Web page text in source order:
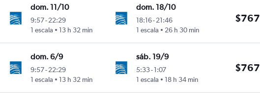
dom. 11/10
9:57-22:29
1 escala
13 h 32 min
dom. 18/10
18:16-21:46
1 escala
26 h 30 min
$767
dom. 6/9
9:57-22:29
1 escala
13 h 32 min
sáb. 19/9
5:33-1:07
1 escala
18 h 34 min
$767